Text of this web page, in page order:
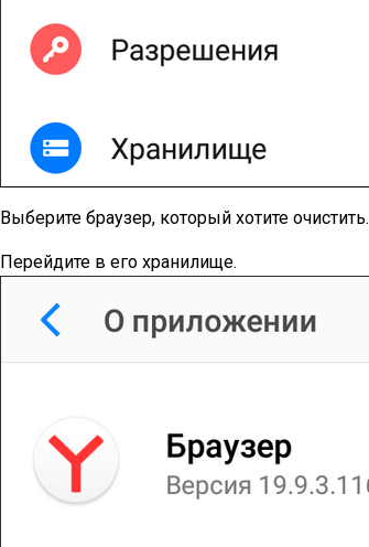
Выберите браузер, который хотите очистить.
Перейдите в его хранилище.